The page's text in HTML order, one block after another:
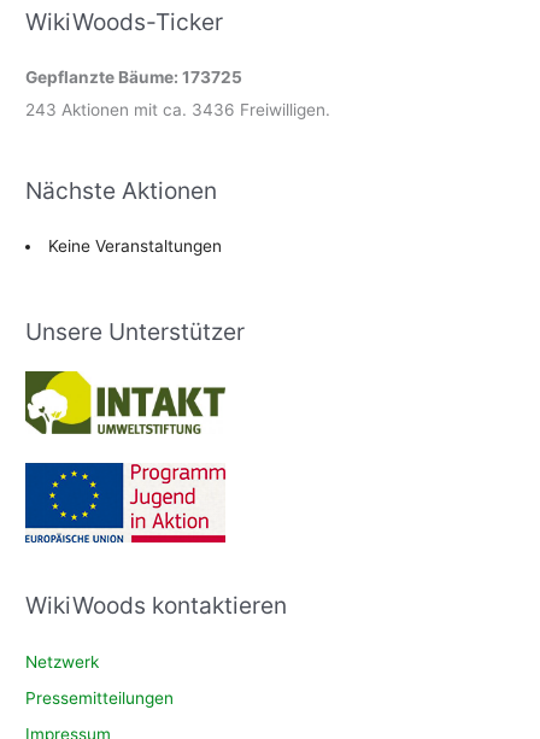
WikiWoods-Ticker
Gepflanzte Bäume: 173725
243 Aktionen mit ca. 3436 Freiwilligen.
Nächste Aktionen
Keine Veranstaltungen
Unsere Unterstützer
WikiWoods kontaktieren
Netzwerk
Pressemitteilungen
Impressum